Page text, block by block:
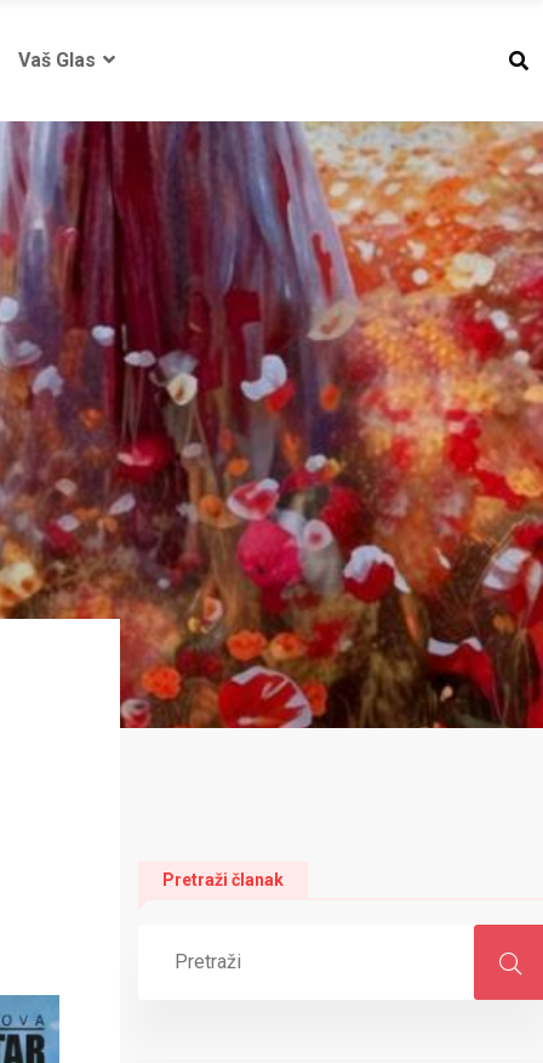
Vaš Glas
Pretraži članak